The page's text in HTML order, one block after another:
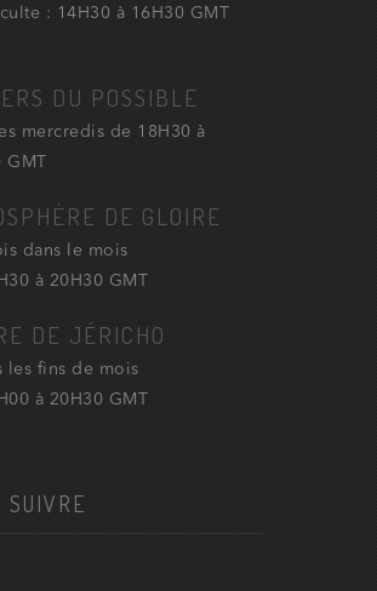
: 14H30 à 16H30 GMT
DU POSSIBLE
mercredis de 18H30 à
DE GLOIRE
dans le mois
à 20H30 GMT
DE JÉRICHO
les fins de mois
à 20H30 GMT
SUIVRE